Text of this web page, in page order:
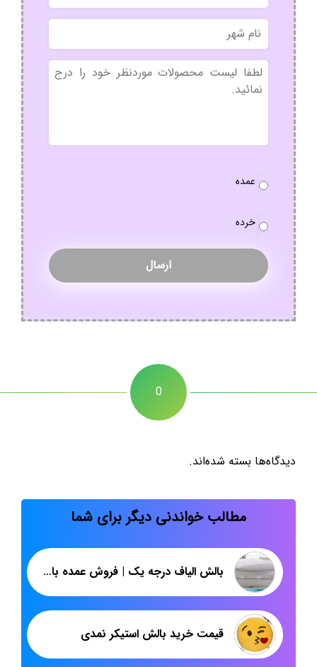
نام
شهر
بدون
عنوان
سفارش
عمده
خرده
0
دیدگاه‌ها بسته شده‌اند.
مطالب خواندنی دیگر برای شما
بالش الیاف درجه یک | فروش عمده بالش پشم شیشه | پاندا
قیمت خرید بالش استیکر نمدی